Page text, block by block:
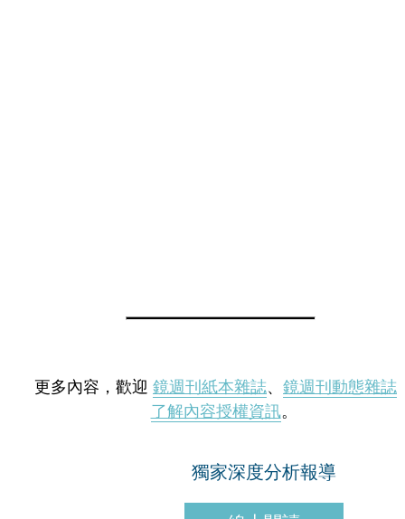
更多內容，歡迎 鏡週刊紙本雜誌、 鏡週刊動態雜誌
了解內容授權資訊。
獨家深度分析報導